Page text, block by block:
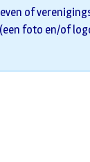
of
foto en/of